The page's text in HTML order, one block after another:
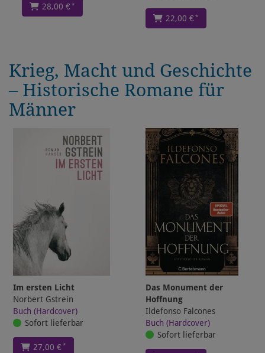
28,00 €*
22,00 €*
Krieg, Macht und Geschichte
– Historische Romane für
Männer
Im ersten Licht
Norbert Gstrein
Buch (Hardcover)
Sofort lieferbar
27,00 €*
Das Monument der
Hoffnung
Ildefonso Falcones
Buch (Hardcover)
Sofort lieferbar